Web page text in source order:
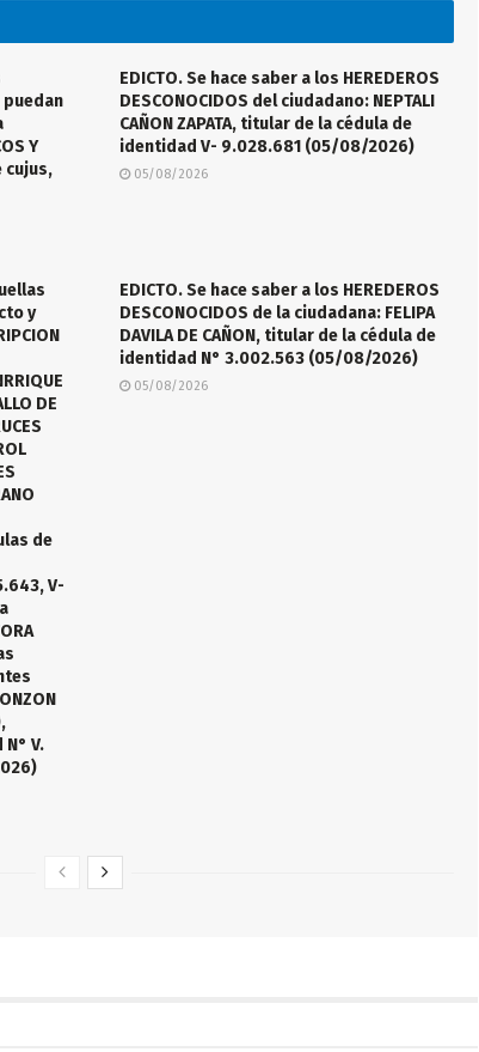
Y
cujus,
EDICTO. Se hace saber a los HEREDEROS
DESCONOCIDOS del ciudadano: NEPTALI
CAÑON ZAPATA, titular de la cédula de
identidad V- 9.028.681 (05/08/2026)
05/08/2026
y
DE
de
V-
V.
EDICTO. Se hace saber a los HEREDEROS
DESCONOCIDOS de la ciudadana: FELIPA
DAVILA DE CAÑON, titular de la cédula de
identidad N° 3.002.563 (05/08/2026)
05/08/2026